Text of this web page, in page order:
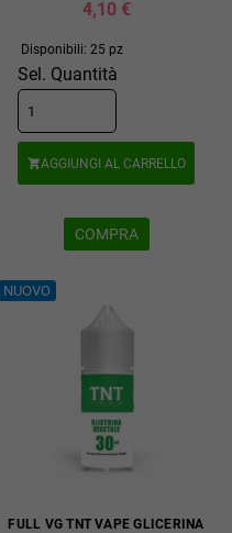
4,10 €
Disponibili: 25 pz
Sel. Quantità
AGGIUNGI AL CARRELLO
COMPRA
NUOVO
FULL VG TNT VAPE GLICERINA